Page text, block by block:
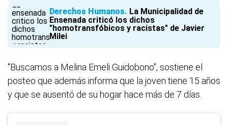
Derechos Humanos La Municipalidad de
Ensenada criticó los dichos
"homotransfóbicos y racistas" de Javier
Milei
"Buscamos a Melina Emeli Guidobono", sostiene el
posteo que además informa que la joven tiene 15 años
y que se ausentó de su hogar hace más de 7 días.